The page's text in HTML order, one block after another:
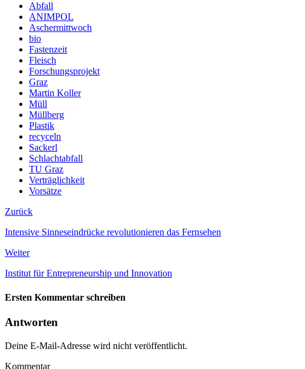
Abfall
ANIMPOL
Aschermittwoch
bio
Fastenzeit
Fleisch
Forschungsprojekt
Graz
Martin Koller
Müll
Müllberg
Plastik
recyceln
Sackerl
Schlachtabfall
TU Graz
Verträglichkeit
Vorsätze
Zurück
Intensive Sinneseindrücke revolutionieren das Fernsehen
Weiter
Institut für Entrepreneurship und Innovation
Ersten Kommentar schreiben
Antworten
Deine E-Mail-Adresse wird nicht veröffentlicht.
Kommentar